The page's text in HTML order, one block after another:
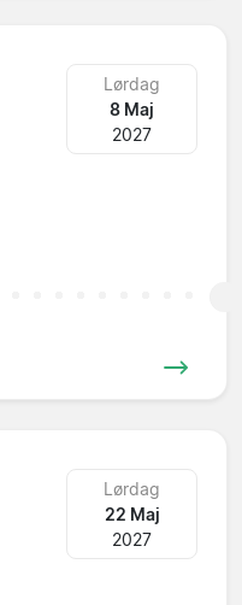
Lørdag
8 Maj
2027
Lørdag
22 Maj
2027